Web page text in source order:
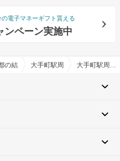
電子マネーギフト貰える
ンペーン実施中
の結婚式場大手町駅周辺の結婚式場 大手町駅周辺の約60人でおすすめの結婚式場・挙式会場一覧